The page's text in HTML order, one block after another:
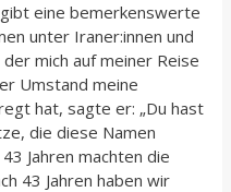
eine bemerkenswerte
unter Iraner:innen und
mich auf meiner Reise
Umstand meine
hat, sagte er: „Du hast
die diese Namen
Jahren machten die
43 Jahren haben wir